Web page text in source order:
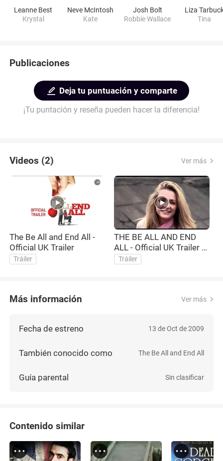
Leanne Best
Krystal
Neve McIntosh
Kate
Josh Bolt
Robbie Wallace
Liza
Tina
Publicaciones
Deja tu puntuación y comparte
¡Tu puntación y reseña pueden hacer la diferencia!
Videos (2) Ver más
The Be All and End All -
Official UK Trailer
Tráiler
THE BE ALL AND END
ALL - Official UK Trailer -
in cinemas Dec 3rd
Tráiler
Más información Ver más
Fecha de estreno 13 de Oct de 2009
También conocido como The Be All and End All
Guía parental Sin clasificar
Contenido similar